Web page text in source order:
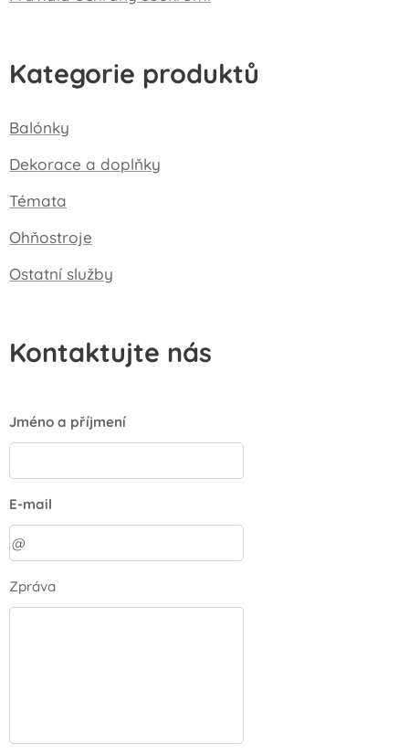
Kategorie produktů
Balónky
Dekorace a doplňky
Témata
Ohňostroje
Ostatní služby
Kontaktujte nás
Jméno a příjmení
E-mail
Zpráva